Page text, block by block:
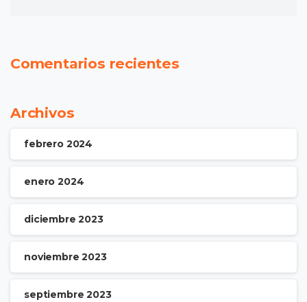
Comentarios recientes
Archivos
febrero 2024
enero 2024
diciembre 2023
noviembre 2023
septiembre 2023